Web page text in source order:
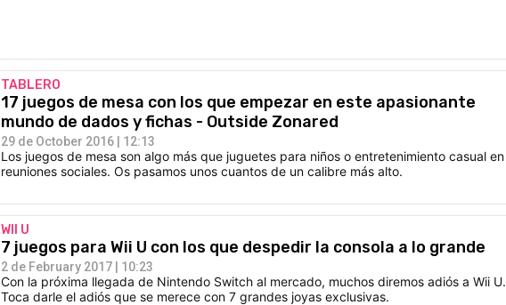
TABLERO
17 juegos de mesa con los que empezar en este apasionante
mundo de dados y fichas - Outside Zonared
29 de October 2016 | 12:13
Los juegos de mesa son algo más que juguetes para niños o entretenimiento casual en
reuniones sociales. Os pasamos unos cuantos de un calibre más alto.
WII U
7 juegos para Wii U con los que despedir la consola a lo grande
2 de February 2017 | 10:23
Con la próxima llegada de Nintendo Switch al mercado, muchos diremos adiós a Wii U.
Toca darle el adiós que se merece con 7 grandes joyas exclusivas.